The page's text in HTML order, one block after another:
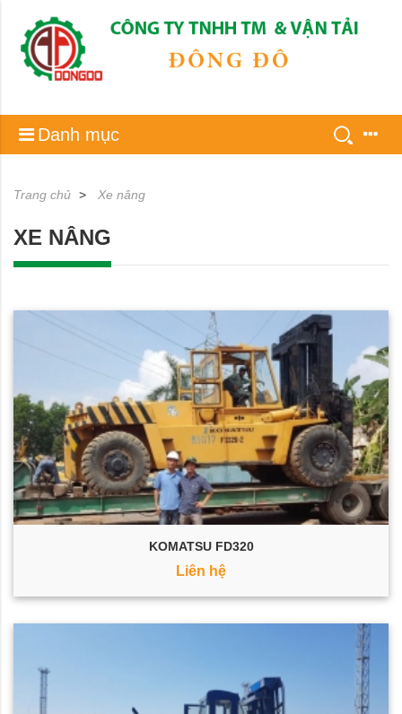
Danh mục
Trang chủ Xe nâng
XE NÂNG
KOMATSU FD320
Liên hệ